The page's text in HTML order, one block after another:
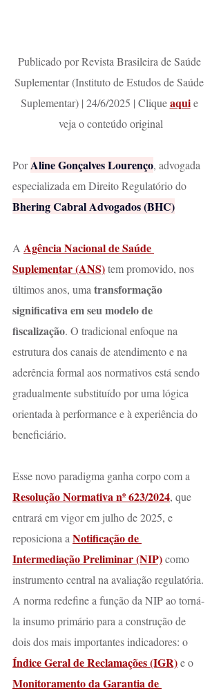
Publicado por Revista Brasileira de Saúde
Suplementar (Instituto de Estudos de Saúde
Suplementar) | 24/6/2025 | Clique aqui e
veja o conteúdo original
Por Aline Gonçalves Lourenço, advogada
especializada em Direito Regulatório do
Bhering Cabral Advogados (BHC)
A Agência Nacional de Saúde
Suplementar (ANS) tem promovido, nos
últimos anos, uma transformação
significativa em seu modelo de
fiscalização. O tradicional enfoque na
estrutura dos canais de atendimento e na
aderência formal aos normativos está sendo
gradualmente substituído por uma lógica
orientada à performance e à experiência do
beneficiário.
Esse novo paradigma ganha corpo com a
Resolução Normativa nº 623/2024, que
entrará em vigor em julho de 2025, e
reposiciona a Notificação de
Intermediação Preliminar (NIP) como
instrumento central na avaliação regulatória.
A norma redefine a função da NIP ao torná-
la insumo primário para a construção de
dois dos mais importantes indicadores: o
Índice Geral de Reclamações (IGR) e o
Monitoramento da Garantia de